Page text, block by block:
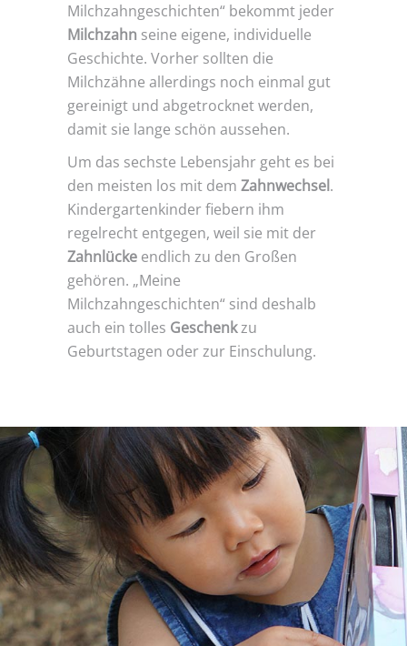
Milchzahngeschichten“ bekommt jeder
Milchzahn seine eigene, individuelle
Geschichte. Vorher sollten die
Milchzähne allerdings noch einmal gut
gereinigt und abgetrocknet werden,
damit sie lange schön aussehen.
Um das sechste Lebensjahr geht es bei
den meisten los mit dem Zahnwechsel.
Kindergartenkinder fiebern ihm
regelrecht entgegen, weil sie mit der
Zahnlücke endlich zu den Großen
gehören. „Meine
Milchzahngeschichten“ sind deshalb
auch ein tolles Geschenkzu
Geburtstagen oder zur Einschulung.